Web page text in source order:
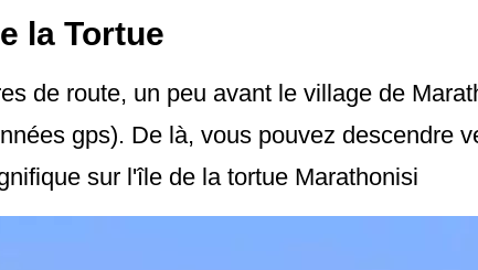
la Tortue
de route, un peu avant le village de
gps). De là, vous pouvez descendre
sur l'île de la tortue Marathonisi